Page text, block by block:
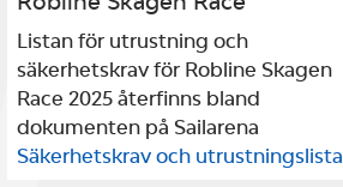
Listan för utrustning och
säkerhetskrav för Robline Skagen
Race 2025 återfinns bland
dokumenten på Sailarena
Säkerhetskrav och utrustningslista